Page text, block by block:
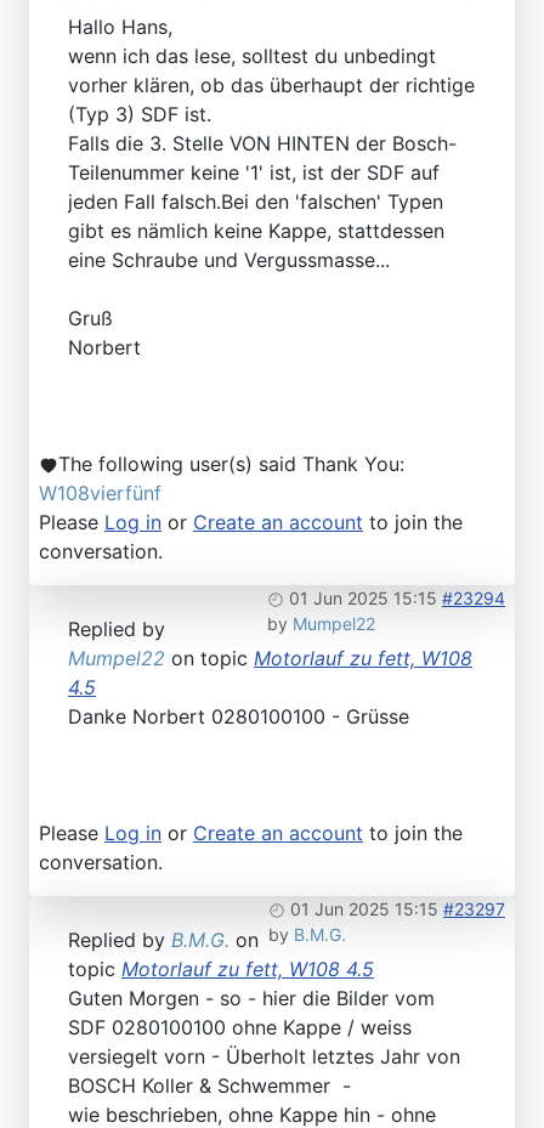
Hallo Hans,
wenn ich das lese, solltest du unbedingt
vorher klären, ob das überhaupt der richtige
(Typ 3) SDF ist.
Falls die 3. Stelle VON HINTEN der Bosch-
Teilenummer keine '1' ist, ist der SDF auf
jeden Fall falsch.Bei den 'falschen' Typen
gibt es nämlich keine Kappe, stattdessen
eine Schraube und Vergussmasse...
Gruß
Norbert
The following user(s) said Thank You:
W108vierfünf
Please Log in or Create an account to join the
conversation.
01 Jun 2025 15:15 #23294
by Mumpel22
Replied by
Mumpel22 on topic Motorlauf zu fett, W108
4.5
Danke Norbert 0280100100 - Grüsse
Please Log in or Create an account to join the
conversation.
01 Jun 2025 15:15 #23297
by B.M.G.
Replied by B.M.G. on
topic Motorlauf zu fett, W108 4.5
Guten Morgen - so - hier die Bilder vom
SDF 0280100100 ohne Kappe / weiss
versiegelt vorn - Überholt letztes Jahr von
BOSCH Koller & Schwemmer -
wie beschrieben, ohne Kappe hin - ohne